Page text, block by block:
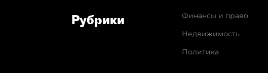
Рубрики
Финансы и право
Недвижимость
Политика